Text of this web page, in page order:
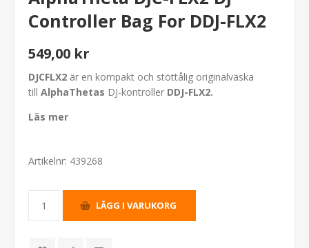
Controller Bag For DDJ-FLX2
549,00 kr
DJCFLX2 är en kompakt och stöttålig originalväska
till AlphaThetas DJ-kontroller DDJ-FLX2.
Läs mer
Artikelnr: 439268